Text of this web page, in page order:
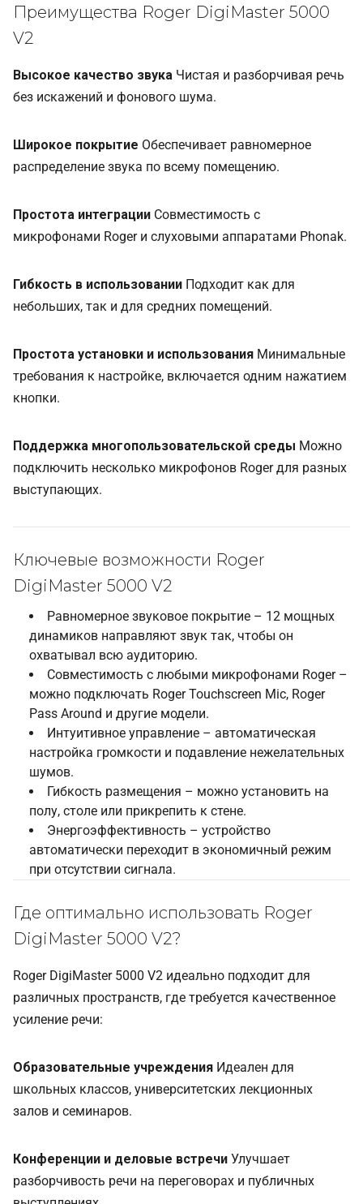
Преимущества Roger DigiMaster 5000
V2
Высокое качество звука Чистая и разборчивая речь
без искажений и фонового шума.
Широкое покрытие Обеспечивает равномерное
распределение звука по всему помещению.
Простота интеграции Совместимость с
микрофонами Roger и слуховыми аппаратами Phonak.
Гибкость в использовании Подходит как для
небольших, так и для средних помещений.
Простота установки и использования Минимальные
требования к настройке, включается одним нажатием
кнопки.
Поддержка многопользовательской среды Можно
подключить несколько микрофонов Roger для разных
выступающих.
Ключевые возможности Roger
DigiMaster 5000 V2
Равномерное звуковое покрытие – 12 мощных
динамиков направляют звук так, чтобы он
охватывал всю аудиторию.
Совместимость с любыми микрофонами Roger –
можно подключать Roger Touchscreen Mic, Roger
Pass Around и другие модели.
Интуитивное управление – автоматическая
настройка громкости и подавление нежелательных
шумов.
Гибкость размещения – можно установить на
полу, столе или прикрепить к стене.
Энергоэффективность – устройство
автоматически переходит в экономичный режим
при отсутствии сигнала.
Где оптимально использовать Roger
DigiMaster 5000 V2?
Roger DigiMaster 5000 V2 идеально подходит для
различных пространств, где требуется качественное
усиление речи:
Образовательные учреждения Идеален для
школьных классов, университетских лекционных
залов и семинаров.
Конференции и деловые встречи Улучшает
разборчивость речи на переговорах и публичных